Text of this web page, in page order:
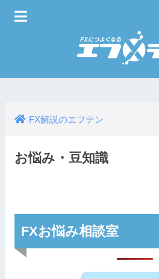
FX解説のエフテン
お悩み・豆知識
FXお悩み相談室